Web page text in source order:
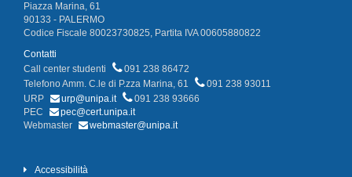
Piazza Marina, 61
90133 - PALERMO
Codice Fiscale 80023730825, Partita IVA 00605880822
Contatti
Call center studenti
091 238 86472
Telefono Amm. C.le di P.zza Marina, 61
091 238 93011
URP
urp@unipa.it
091 238 93666
PEC
pec@cert.unipa.it
Webmaster
webmaster@unipa.it
Accessibilità